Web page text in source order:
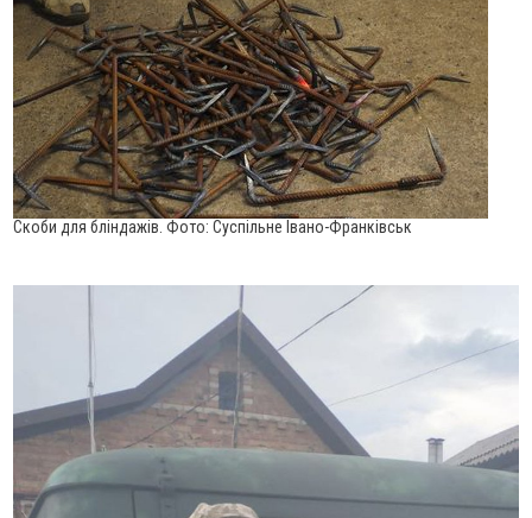
Скоби для бліндажів. Фото: Суспільне Івано-Франківськ